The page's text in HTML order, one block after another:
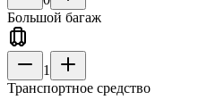
Большой багаж
1
Транспортное средство